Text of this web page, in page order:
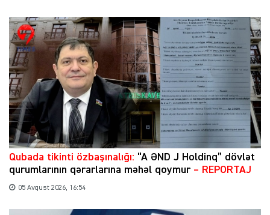
Qubada tikinti özbaşınalığı: “A ƏND J Holdinq” dövlət
qurumlarının qərarlarına məhəl qoymur – REPORTAJ
05 Avqust 2026, 16:54